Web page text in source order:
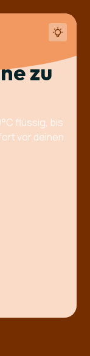
zu
flüssig, bis
vor deinen